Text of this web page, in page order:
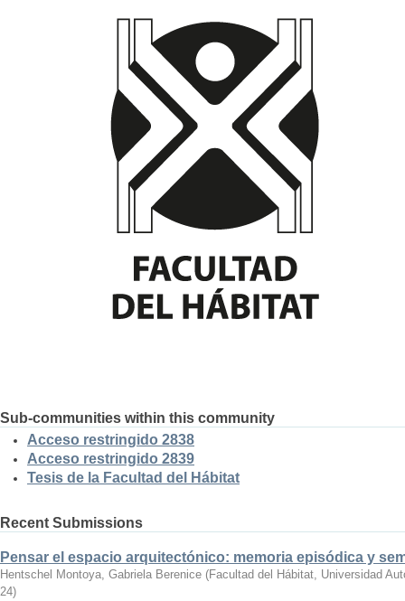
Sub-communities within this community
Acceso restringido 2838
Acceso restringido 2839
Tesis de la Facultad del Hábitat
Recent Submissions
Pensar el espacio arquitectónico: memoria episódica y
Hentschel Montoya, Gabriela Berenice (Facultad del Hábitat, Universidad
24)